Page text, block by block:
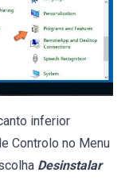
inferior
Controlo no Menu
Desinstalar